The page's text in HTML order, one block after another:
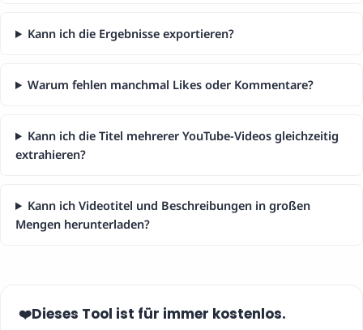
Kann ich die Ergebnisse exportieren?
Warum fehlen manchmal Likes oder Kommentare?
Kann ich die Titel mehrerer YouTube-Videos gleichzeitig
extrahieren?
Kann ich Videotitel und Beschreibungen in großen
Mengen herunterladen?
❤️Dieses Tool ist für immer kostenlos.